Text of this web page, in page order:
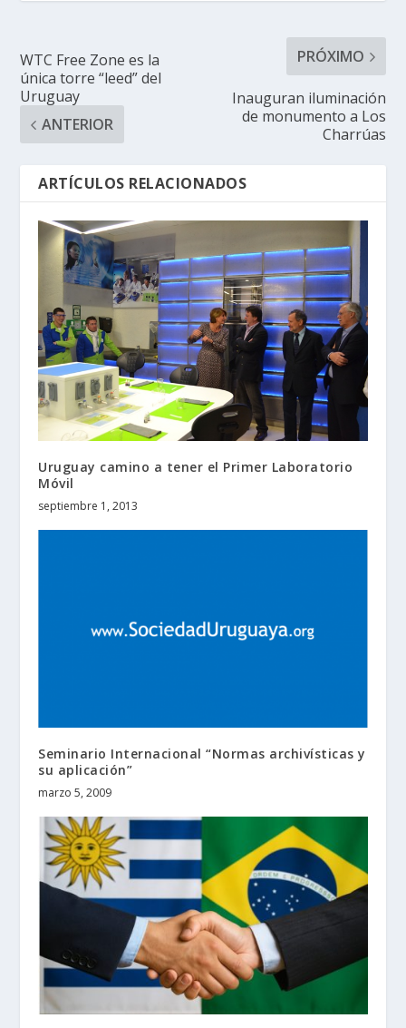
WTC Free Zone es la
única torre “leed” del
Uruguay
ANTERIOR
PRÓXIMO
Inauguran iluminación
de monumento a Los
Charrúas
ARTÍCULOS RELACIONADOS
Uruguay camino a tener el Primer Laboratorio
Móvil
septiembre 1, 2013
Seminario Internacional “Normas archivísticas y
su aplicación”
marzo 5, 2009